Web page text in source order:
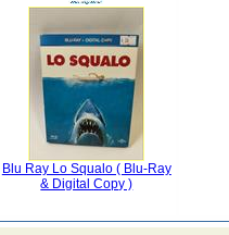
Blu Ray Lo Squalo ( Blu-Ray
& Digital Copy )